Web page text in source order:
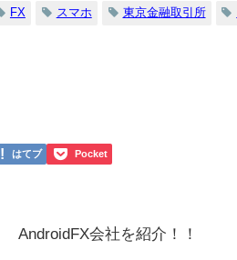
FX スマホ 東京金融取引所
はてブ Pocket
AndroidFX会社を紹介！！